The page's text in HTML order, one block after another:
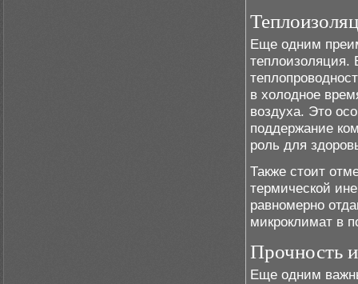
Еще одним
теплоизоляция.
в холодное
воздуха. Это
поддержание
роль для
Также стоит
термической
равномерно
микроклимат в
Прочность
Еще одним